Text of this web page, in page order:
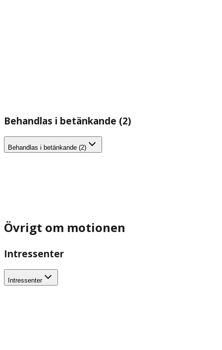
Behandlas i betänkande (2)
Behandlas i betänkande (2)
Övrigt om motionen
Intressenter
Intressenter